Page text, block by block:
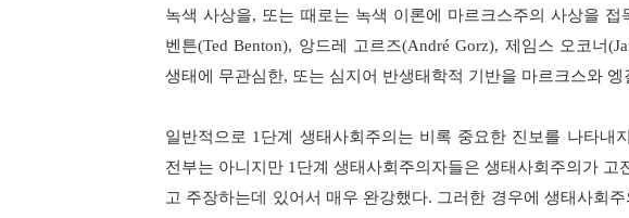
녹색 사상을, 또는 때로는 녹색 이론에 마르크스주의 사상을
벤튼(Ted Benton), 앙드레 고르즈(André Gorz), 제임스 오코너
생태에 무관심한, 또는 심지어 반생태학적 기반을 마르크스와
일반적으로 1 단계 생태사회주의는 비록 중요한 진보를 나타내
전부는 아니지만 1 단계 생태사회주의자들은 생태사회주의가
고 주장하는데 있어서 매우 완강했다. 그러한 경우에 생태사회